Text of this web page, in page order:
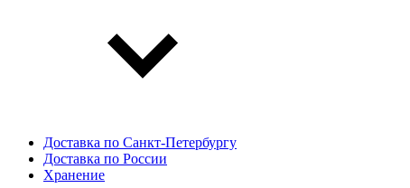
Доставка по Санкт-Петербургу
Доставка по России
Хранение